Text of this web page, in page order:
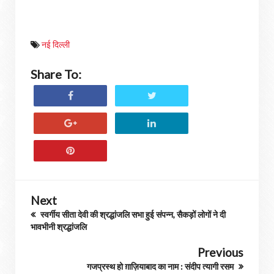
नई दिल्ली
Share To:
Next
स्वर्गीय सीता देवी की श्रद्धांजलि सभा हुई संपन्न, सैकड़ों लोगों ने दी
भावभीनी श्रद्धांजलि
Previous
गजप्रस्थ हो ग़ाज़ियाबाद का नाम : संदीप त्यागी रसम